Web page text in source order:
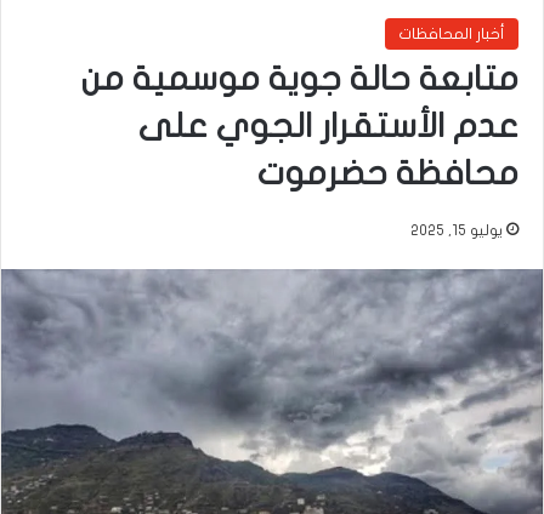
أخبار المحافظات
متابعة حالة جوية موسمية من
عدم الأستقرار الجوي على
محافظة حضرموت
يوليو 15, 2025